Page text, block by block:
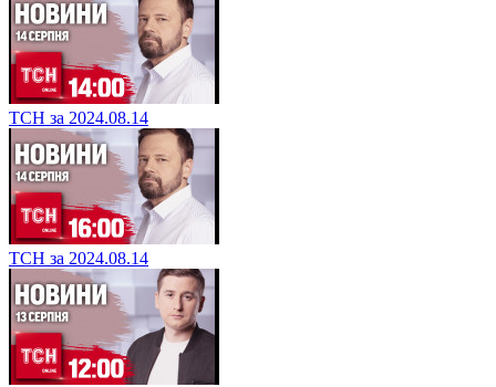
ТСН за 2024.08.14
ТСН за 2024.08.14